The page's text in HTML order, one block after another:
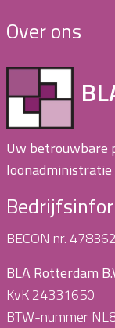
Over ons
Uw betrouwbare
loonadministratie
BECON nr. 478362
BLA Rotterdam
KvK 24331650
BTW-nummer